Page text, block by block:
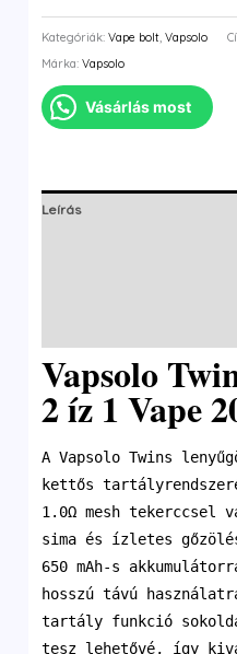
Kategóriák:Vape bolt ,Vapsolo
Márka:Vapsolo
Vásárlás most
Leírás
Vapsolo
2 íz 1 Vape
A Vapsolo Twins
kettős
1.0Ω mesh tekerccsel
sima és ízletes
650 mAh-s
hosszú távú
tartály funkció
tesz lehetővé, így